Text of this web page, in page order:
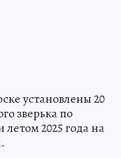
установлены 20
зверька по
2025 года на